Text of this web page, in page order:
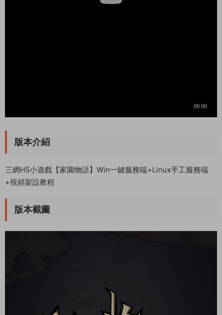
版本介紹
三網H5小遊戲【家園物語】Win一鍵服務端+Linux手工服務端
+視頻架設教程
版本截圖